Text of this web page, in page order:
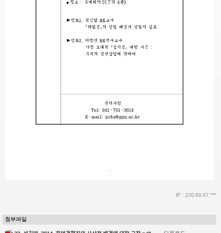
IP : 220.69.67.***
첨부파일